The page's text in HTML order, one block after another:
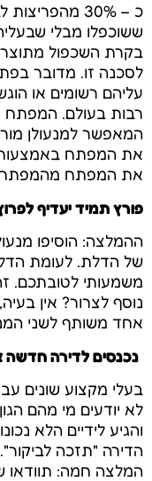
כ – 30%
ששוכפלו מבלי
בקרת השכפול
לסכנה זו. מדובר
עליהם רשומים או
רבות בעולם.
המאפשר למנעולן
את המפתח באמצעות
את המפתח מהמפתח
פורץ תמיד יעדיף
ההמלצה: הוסיפו
של הדלת. לעומת
משמעותי לטובתכם.
נוסף לצרור? אין
אחד משותף לשני
נכנסים לדירה חדשה
בעלי מקצוע שונים
לא יודעים מי מהם
והגיע לידיים הלא
הדירה "תזכה לביקור".
המלצה חמה: תוודאו